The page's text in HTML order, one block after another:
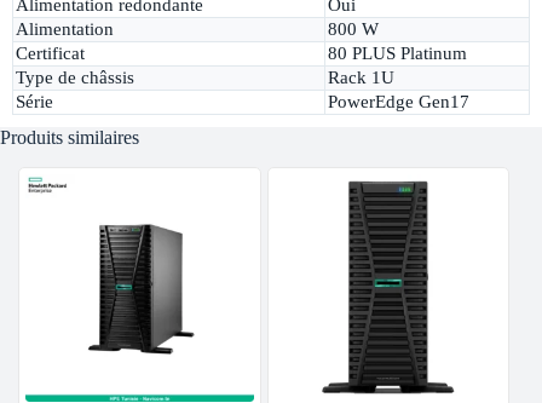
Alimentation redondante
Oui
Alimentation
800 W
Certificat
80 PLUS Platinum
Type de châssis
Rack 1U
Série
PowerEdge Gen17
Produits similaires